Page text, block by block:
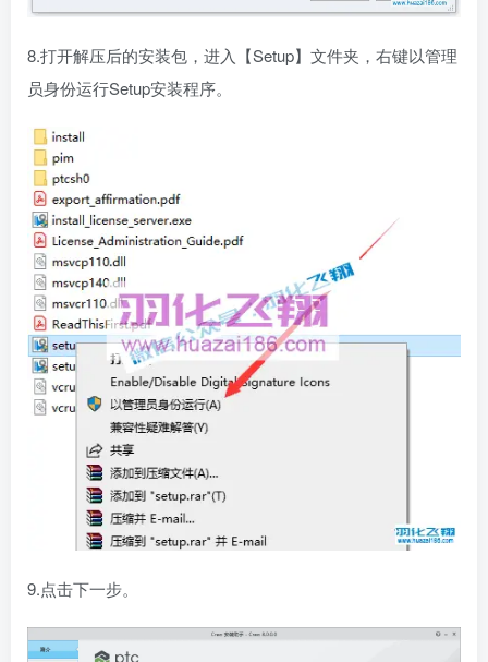
8.打开解压后的安装包，进入【Setup】文件夹，右键以管理
员身份运行Setup安装程序。
9.点击下一步。